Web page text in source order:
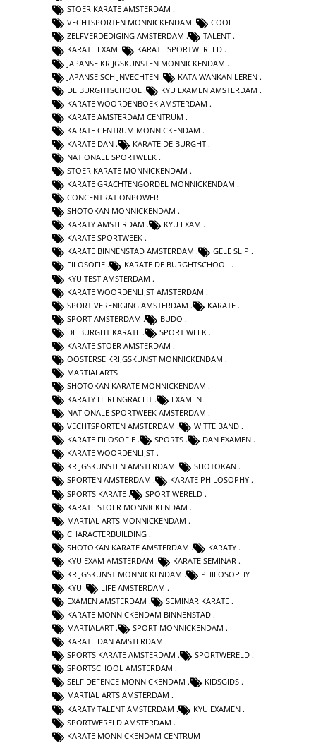
STOER KARATE AMSTERDAM
VECHTSPORTEN MONNICKENDAM
COOL
ZELFVERDEDIGING AMSTERDAM
TALENT
KARATE EXAM
KARATE SPORTWERELD
JAPANSE KRIJGSKUNSTEN MONNICKENDAM
JAPANSE SCHIJNVECHTEN
KATA WANKAN LEREN
DE BURGHTSCHOOL
KYU EXAMEN AMSTERDAM
KARATE WOORDENBOEK AMSTERDAM
KARATE AMSTERDAM CENTRUM
KARATE CENTRUM MONNICKENDAM
KARATE DAN
KARATE DE BURGHT
NATIONALE SPORTWEEK
STOER KARATE MONNICKENDAM
KARATE GRACHTENGORDEL MONNICKENDAM
CONCENTRATIONPOWER
SHOTOKAN MONNICKENDAM
KARATY AMSTERDAM
KYU EXAM
KARATE SPORTWEEK
KARATE BINNENSTAD AMSTERDAM
GELE SLIP
FILOSOFIE
KARATE DE BURGHTSCHOOL
KYU TEST AMSTERDAM
KARATE WOORDENLIJST AMSTERDAM
SPORT VERENIGING AMSTERDAM
KARATE
SPORT AMSTERDAM
BUDO
DE BURGHT KARATE
SPORT WEEK
KARATE STOER AMSTERDAM
OOSTERSE KRIJGSKUNST MONNICKENDAM
MARTIALARTS
SHOTOKAN KARATE MONNICKENDAM
KARATY HERENGRACHT
EXAMEN
NATIONALE SPORTWEEK AMSTERDAM
VECHTSPORTEN AMSTERDAM
WITTE BAND
KARATE FILOSOFIE
SPORTS
DAN EXAMEN
KARATE WOORDENLIJST
KRIJGSKUNSTEN AMSTERDAM
SHOTOKAN
SPORTEN AMSTERDAM
KARATE PHILOSOPHY
SPORTS KARATE
SPORT WERELD
KARATE STOER MONNICKENDAM
MARTIAL ARTS MONNICKENDAM
CHARACTERBUILDING
SHOTOKAN KARATE AMSTERDAM
KARATY
KYU EXAM AMSTERDAM
KARATE SEMINAR
KRIJGSKUNST MONNICKENDAM
PHILOSOPHY
KYU
LIFE AMSTERDAM
EXAMEN AMSTERDAM
SEMINAR KARATE
KARATE MONNICKENDAM BINNENSTAD
MARTIALART
SPORT MONNICKENDAM
KARATE DAN AMSTERDAM
SPORTS KARATE AMSTERDAM
SPORTWERELD
SPORTSCHOOL AMSTERDAM
SELF DEFENCE MONNICKENDAM
KIDSGIDS
MARTIAL ARTS AMSTERDAM
KARATY TALENT AMSTERDAM
KYU EXAMEN
SPORTWERELD AMSTERDAM
KARATE MONNICKENDAM CENTRUM